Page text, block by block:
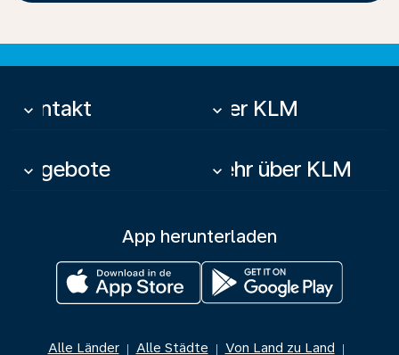
Kontakt
keyboard_arrow_down Über KLM
keyboard_arrow_down
Angebote
keyboard_arrow_down Mehr über KLM
keyboard_arrow_down
App herunterladen
Alle Länder | Alle Städte | Von Land zu Land |